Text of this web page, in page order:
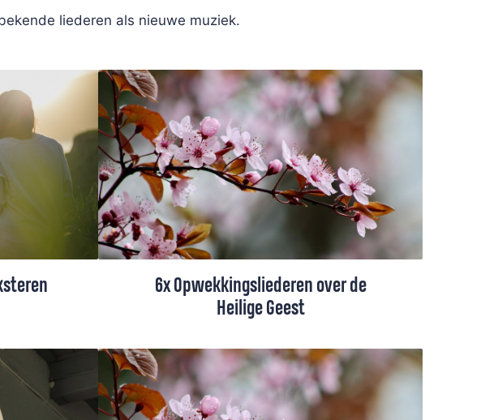
liederen als nieuwe muziek.
liederen
lied
6x Opwekkingsliederen over de
Heilige Geest
In de Opwekkingsbundel staan mooie
liederen met betrekking tot de Heilige
Geest en Pinksteren. Wij hebben een
shortlist opgesteld met onze favorieten.